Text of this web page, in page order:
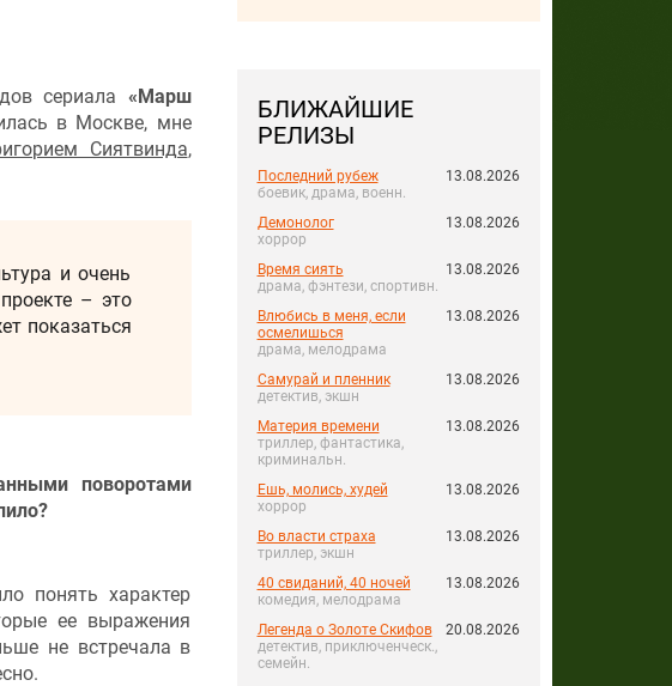
БЛИЖАЙШИЕ
РЕЛИЗЫ
Последний рубеж
боевик, драма, военн.
13.08.2026
Демонолог
хоррор
13.08.2026
Время сиять
драма, фэнтези, спортивн.
13.08.2026
Влюбись в меня, если
осмелишься
драма, мелодрама
13.08.2026
Самурай и пленник
детектив, экшн
13.08.2026
Материя времени
триллер, фантастика,
криминальн.
13.08.2026
Ешь, молись, худей
хоррор
13.08.2026
Во власти страха
триллер, экшн
13.08.2026
40 свиданий, 40 ночей
комедия, мелодрама
13.08.2026
Легенда о Золоте Скифов
детектив, приключенческ.,
семейн.
20.08.2026
сериала «Марш
в Москве, мне
Сиятвинда,
и очень
– это
показаться
поворотами
понять характер
ее выражения
не встречала в